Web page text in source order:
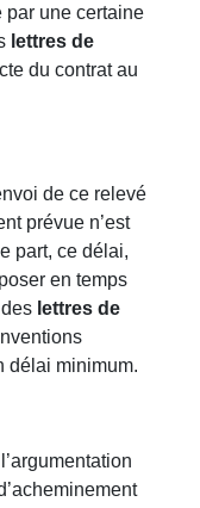
par une certaine
lettres de
du contrat au
de ce relevé
prévue n’est
part, ce délai,
en temps
lettres de
délai minimum.